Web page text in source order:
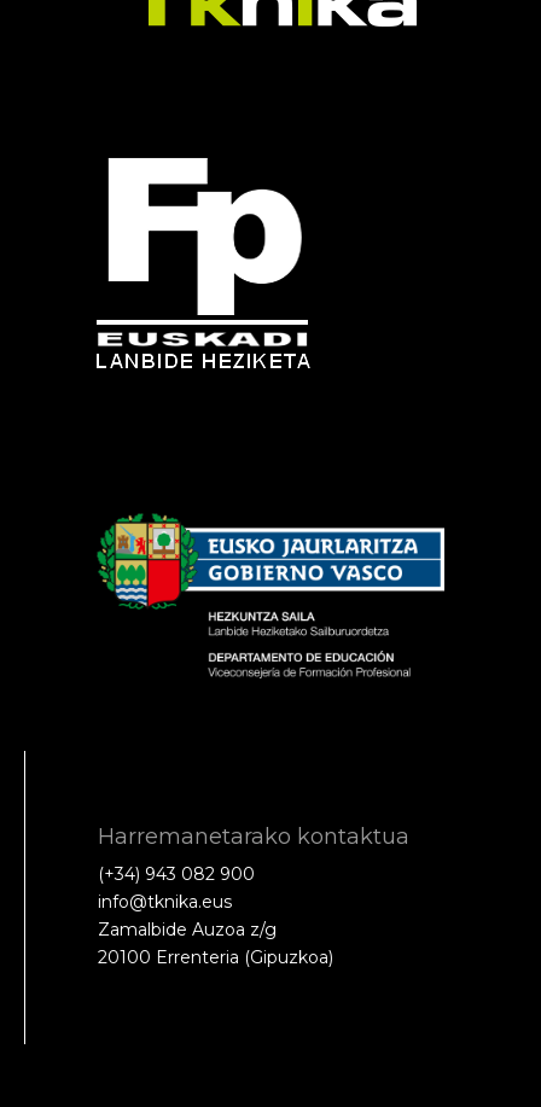
Harremanetarako kontaktua
(+34) 943 082 900
info@tknika.eus
Zamalbide Auzoa z/g
20100 Errenteria (Gipuzkoa)